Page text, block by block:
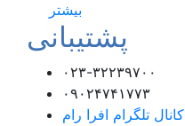
بیشتر
پشتیبانی
۰۲۳-۳۲۲۳۹۷۰۰
۰۹۰۲۴۷۴۱۷۷۳
کانال تلگرام افرا رام